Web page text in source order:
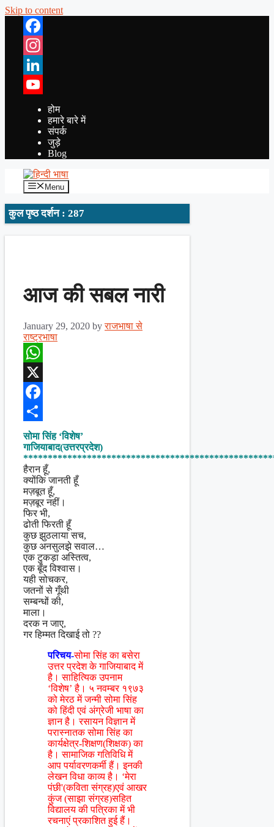
Skip to content
Facebook
Instagram
LinkedIn
YouTube
होम
हमारे बारे में
संपर्क
जुड़े
Blog
Menu
कुल पृष्ठ दर्शन : 287
आज की सबल नारी
January 29, 2020 byराजभाषा से
राष्ट्रभाषा
WhatsApp
X
Facebook
Share
सोमा सिंह ‘विशेष’
गाजियाबाद(उत्तरप्रदेश)
हैरान हूँ,
क्योंकि जानती हूँ
मज़बूत हूँ,
मज़बूर नहीं।
फिर भी,
ढोती फिरती हूँ
कुछ झुठलाया सच,
कुछ अनसुलझे सवाल…
एक टुकड़ा अस्तित्व,
एक बूँद विश्वास।
यही सोचकर,
जतनों से गूँथी
सम्बन्धों की,
माला।
दरक न जाए,
गर हिम्मत दिखाई तो ??
परिचय-सोमा सिंह का बसेरा
उत्तर प्रदेश के गाजियाबाद में
है। साहित्यिक उपनाम
‘विशेष’ है। ५ नवम्बर १९७३
को मेरठ में जन्मी सोमा सिंह
को हिंदी एवं अंग्रेजी भाषा का
ज्ञान है। रसायन विज्ञान में
परास्नातक सोमा सिंह का
कार्यक्षेत्र-शिक्षण(शिक्षक) का
है। सामाजिक गतिविधि में
आप पर्यावरणकर्मी हैं। इनकी
लेखन विधा काव्य है। ‘मेरा
पंछी'(कविता संग्रह)एवं आखर
कुंज (साझा संग्रह)सहित
विद्यालय की पत्रिका में भी
रचनाएं प्रकाशित हुई हैं।